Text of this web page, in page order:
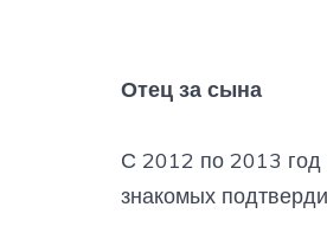
Отец за сына
С 2012 по 2013 год
знакомых